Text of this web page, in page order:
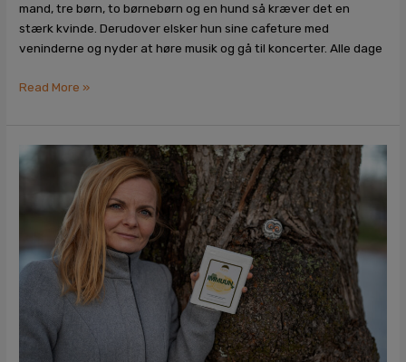
mand, tre børn, to børnebørn og en hund så kræver det en
stærk kvinde. Derudover elsker hun sine cafeture med
veninderne og nyder at høre musik og gå til koncerter. Alle dage
Read More »
Få
et
naturligt
immunsystem
med
Immuun+